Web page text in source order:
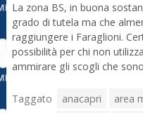
La zona BS, in buona
grado di tutela ma che
raggiungere i Faraglioni.
possibilità per chi non
ammirare gli scogli che
Taggato anacapri area